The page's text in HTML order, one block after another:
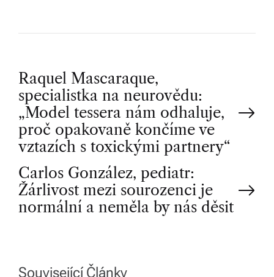
P
o
s
t
n
Raquel Mascaraque,
specialistka na neurovědu:
„Model tessera nám odhaluje,
proč opakovaně končíme ve
vztazích s toxickými partnery“
Carlos González, pediatr:
Žárlivost mezi sourozenci je
normální a neměla by nás děsit
Související Články